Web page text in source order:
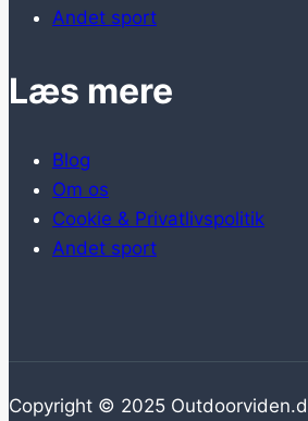
Andet sport
Læs mere
Blog
Om os
Cookie & Privatlivspolitik
Andet sport
Copyright © 2025